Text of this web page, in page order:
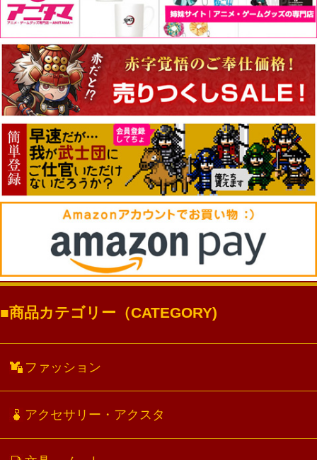
商品カテゴリー（CATEGORY)
ファッション
アクセサリー・アクスタ